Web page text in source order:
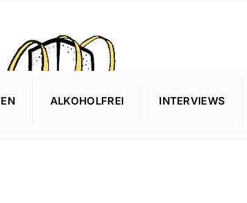
ALKOHOLFREI INTERVIEWS